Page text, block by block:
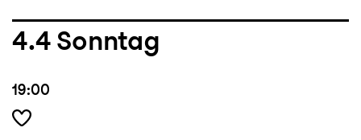
4.4 Sonntag
19:00